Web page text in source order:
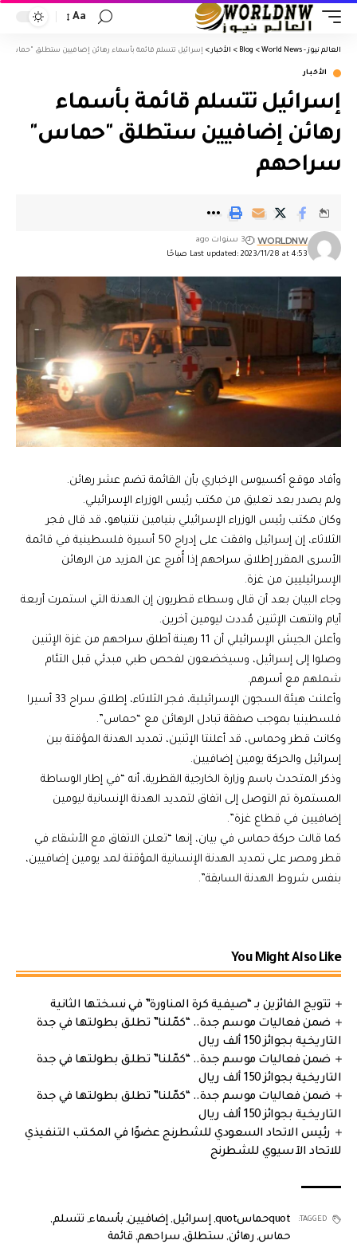
Aa
العالم نيوز - World News >
Blog
> الأخبار > إسرائيل تتسلم قائمة بأسماء رهائن إضافيين ستطلق
الأخبار
إسرائيل تتسلم قائمة بأسماء
رهائن إضافيين ستطلق "حماس"
سراحهم
Last updated: 2023/11/28 at 4:53 صباحًا
WORLDNW 3 سنوات ago
وأفاد موقع أكسيوس الإخباري بأن القائمة تضم عشر رهائن.
ولم يصدر بعد تعليق من مكتب رئيس الوزراء الإسرائيلي.
وكان مكتب رئيس الوزراء الإسرائيلي بنيامين نتنياهو، قد قال فجر
الثلاثاء، إن إسرائيل وافقت على إدراج 50 أسيرة فلسطينية في قائمة
الأسرى المقرر إطلاق سراحهم إذا أُفرج عن المزيد من الرهائن
الإسرائيليين من غزة.
وجاء البيان بعد أن قال وسطاء قطريون إن الهدنة التي استمرت أربعة
أيام وانتهت الإثنين مُددت ليومين آخرين.
وأعلن الجيش الإسرائيلي أن 11 رهينة أطلق سراحهم من غزة الإثنين
وصلوا إلى إسرائيل، وسيخضعون لفحص طبي مبدئي قبل التئام
شملهم مع أسرهم.
وأعلنت هيئة السجون الإسرائيلية، فجر الثلاثاء، إطلاق سراح 33 أسيرا
فلسطينيا بموجب صفقة تبادل الرهائن مع “حماس”.
وكانت قطر وحماس، قد أعلنتا الإثنين، تمديد الهدنة المؤقتة بين
إسرائيل والحركة يومين إضافيين.
وذكر المتحدث باسم وزارة الخارجية القطرية، أنه “في إطار الوساطة
المستمرة تم التوصل إلى اتفاق لتمديد الهدنة الإنسانية ليومين
إضافيين في قطاع غزة”.
كما قالت حركة حماس في بيان، إنها “تعلن الاتفاق مع الأشقاء في
قطر ومصر على تمديد الهدنة الإنسانية المؤقتة لمد يومين إضافيين،
بنفس شروط الهدنة السابقة”.
You Might Also Like
تتويج الفائزين بـ “صيفية كرة المناورة” في نسختها الثانية
ضمن فعاليات موسم جدة.. “كمّلنا” تطلق بطولتها في جدة
التاريخية بجوائز 150 ألف ريال
ضمن فعاليات موسم جدة.. “كمّلنا” تطلق بطولتها في جدة
التاريخية بجوائز 150 ألف ريال
ضمن فعاليات موسم جدة.. “كمّلنا” تطلق بطولتها في جدة
التاريخية بجوائز 150 ألف ريال
رئيس الاتحاد السعودي للشطرنج عضوًا في المكتب التنفيذي
للاتحاد الآسيوي للشطرنج
TAGGED: quotحماسquot , إسرائيل, إضافيين, بأسماء, تتسلم,
حماس, رهائن, ستطلق, سراحهم, قائمة